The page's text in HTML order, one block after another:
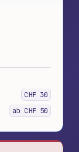
CHF 30
ab CHF 50